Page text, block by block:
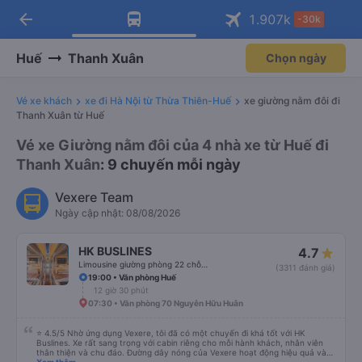
Tải app Vexere ngay!
Nhận ưu đãi thành viên độc
Mở app
Tải app Vexere
-30k/ghế khi đặt vé máy bay qua
Mở app
arrow_back 1.907k -30k
Huế Thanh Xuân Chọn ngày
Vé xe khách xe đi Hà Nội từ Thừa Thiên-Huế
xe giường nằm đôi đi
Thanh Xuân từ Huế
Vé xe Giường nằm đôi của 4 nhà xe từ Huế đi
Thanh Xuân: 9 chuyến mỗi ngày
Vexere Team
Ngày cập nhật: 08/08/2026
HK BUSLINES 4.7
(3311 đánh giá)
19:00 • Văn phòng Huế
12 giờ 30 phút
07:30 • Văn phòng 70 Nguyễn Hữu Huân
⭐ 4.5/5 Nhờ ứng dụng Vexere, tôi đã có một chuyến đi khá tốt với HK
Buslines. Xe rất sang trọng với cabin riêng cho mỗi hành khách, nhân viên
thân thiện và chu đáo. Đường dây nóng của Vexere hoạt động hiệu quả và